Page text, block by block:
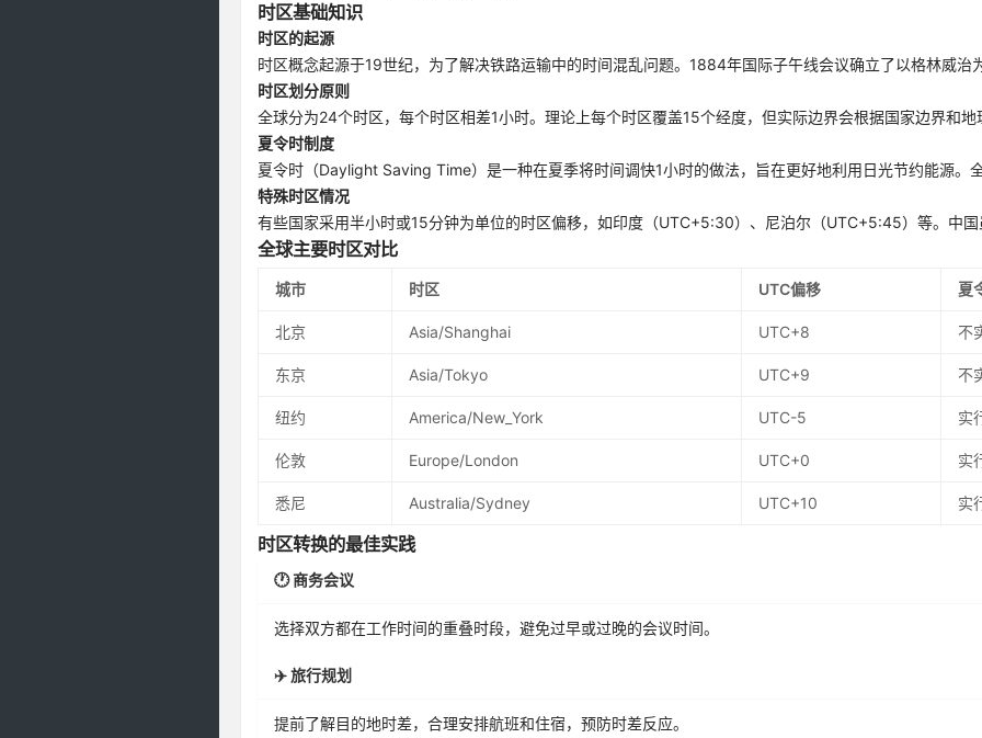
时区基础知识
时区的起源
时区概念起源于19世纪，为了解决铁路运输中的时间混乱问题。1884年国际子午线会议确立了以格林威治
时区划分原则
全球分为24个时区，每个时区相差1小时。理论上每个时区覆盖15个经度，但实际边界会根据国家边界和地
夏令时制度
夏令时（Daylight Saving Time）是一种在夏季将时间调快1小时的做法，旨在更好地利用日光节约能源。
特殊时区情况
有些国家采用半小时或15分钟为单位的时区偏移，如印度（UTC+5:30）、尼泊尔（UTC+5:45）等。中国
全球主要时区对比
城市 时区 UTC偏移 夏
北京 Asia/Shanghai UTC+8 不
东京 Asia/Tokyo UTC+9 不
纽约 America/New_York UTC-5 实
伦敦 Europe/London UTC+0 实
悉尼 Australia/Sydney UTC+10 实
时区转换的最佳实践
🕐 商务会议
选择双方都在工作时间的重叠时段，避免过早或过晚的会议时间。
✈️ 旅行规划
提前了解目的地时差，合理安排航班和住宿，预防时差反应。